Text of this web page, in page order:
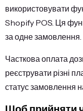
використовувати
Shopify POS. Ця
за одне замовлення.
Часткова оплата
реєструвати різні
статус замовлення